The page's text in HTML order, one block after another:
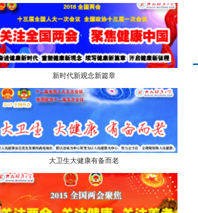
新时代新观念新篇章
大卫生大健康有备而老